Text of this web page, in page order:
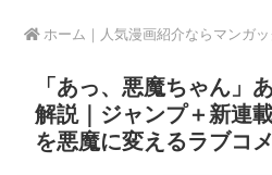
ホーム
「あっ、悪魔ちゃん」
解説｜ジャンプ＋新連
を悪魔に変えるラブコ